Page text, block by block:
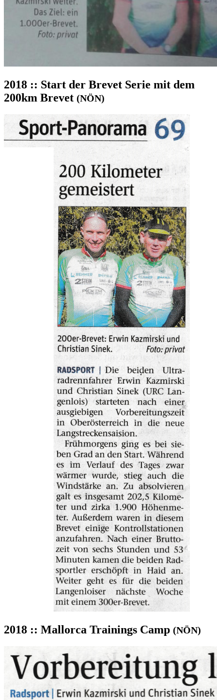
2018 :: Start der Brevet Serie mit dem
200km Brevet (NÖN)
2018 :: Mallorca Trainings Camp (NÖN)